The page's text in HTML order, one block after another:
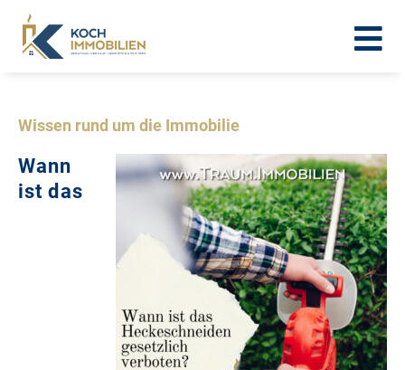
Wissen rund um die Immobilie
Wann
ist das